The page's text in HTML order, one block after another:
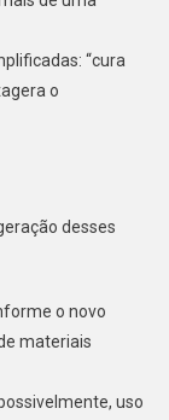
“cura
o
desses
o novo
materiais
uso